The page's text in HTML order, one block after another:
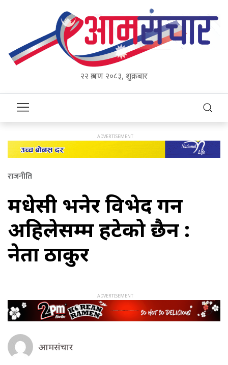
२२ श्रावण २०८३, शुक्रबार
राजनीति
मधेसी भनेर विभेद गर्ने
अहिलेसम्म हटेको छैन :
नेता ठाकुर
आमसंचार